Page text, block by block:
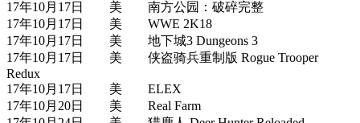
17年10月17日 美 南方公园：破碎完整
17年10月17日 美 WWE 2K18
17年10月17日 美 地下城3 Dungeons 3
17年10月17日 美 侠盗骑兵重制版 Rogue Trooper
Redux
17年10月17日 美 ELEX
17年10月20日 美 Real Farm